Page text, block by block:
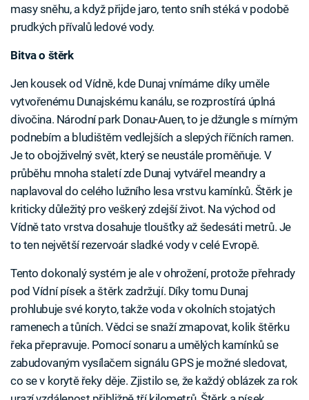
masy sněhu, a když přijde jaro, tento sníh stéká v podobě
prudkých přívalů ledové vody.
Bitva o štěrk
Jen kousek od Vídně, kde Dunaj vnímáme díky uměle
vytvořenému Dunajskému kanálu, se rozprostírá úplná
divočina. Národní park Donau-Auen, to je džungle s mírným
podnebím a bludištěm vedlejších a slepých říčních ramen.
Je to obojživelný svět, který se neustále proměňuje. V
průběhu mnoha staletí zde Dunaj vytvářel meandry a
naplavoval do celého lužního lesa vrstvu kamínků. Štěrk je
kriticky důležitý pro veškerý zdejší život. Na východ od
Vídně tato vrstva dosahuje tloušťky až šedesáti metrů. Je
to ten největší rezervoár sladké vody v celé Evropě.
Tento dokonalý systém je ale v ohrožení, protože přehrady
pod Vídní písek a štěrk zadržují. Díky tomu Dunaj
prohlubuje své koryto, takže voda v okolních stojatých
ramenech a tůních. Vědci se snaží zmapovat, kolik štěrku
řeka přepravuje. Pomocí sonaru a umělých kamínků se
zabudovaným vysílačem signálu GPS je možné sledovat,
co se v korytě řeky děje. Zjistilo se, že každý oblázek za rok